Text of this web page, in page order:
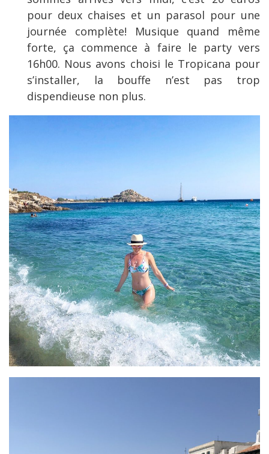
pour deux chaises et un parasol pour une
journée complète! Musique quand même
forte, ça commence à faire le party vers
16h00. Nous avons choisi le Tropicana pour
s’installer, la bouffe n’est pas trop
dispendieuse non plus.